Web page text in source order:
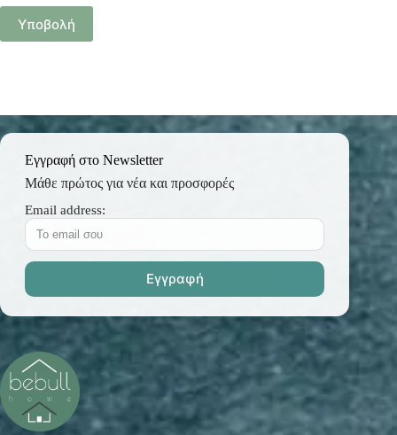
Υποβολή
Εγγραφή στο Newsletter
Μάθε πρώτος για νέα και προσφορές
Email address: